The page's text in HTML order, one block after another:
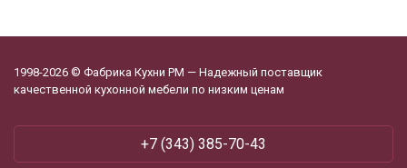
1998-2026 © Фабрика Кухни РМ — Надежный поставщик
качественной кухонной мебели по низким ценам
+7 (343) 385-70-43